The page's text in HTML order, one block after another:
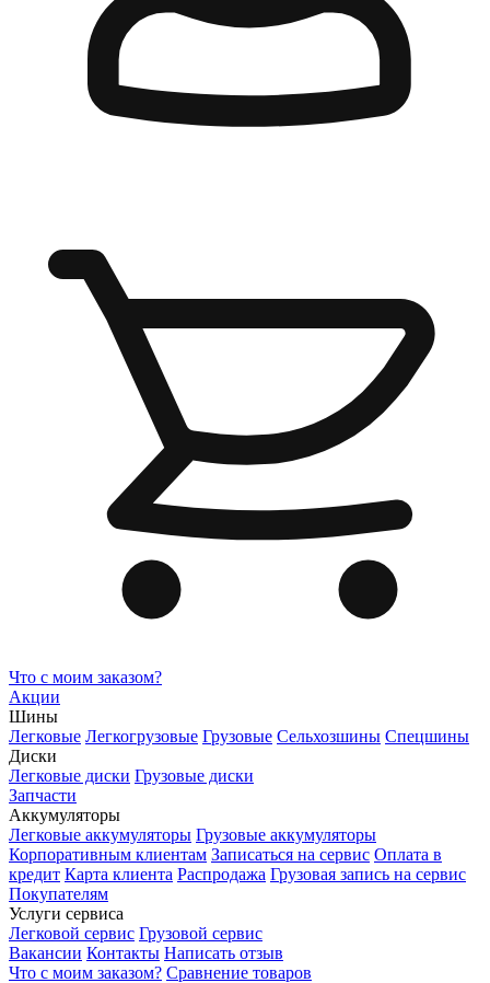
Что с моим заказом?
Акции
Шины
Легковые Легкогрузовые Грузовые Сельхозшины Спецшины
Диски
Легковые диски Грузовые диски
Запчасти
Аккумуляторы
Легковые аккумуляторы Грузовые аккумуляторы
Корпоративным клиентам Записаться на сервис Оплата в
кредит Карта клиента Распродажа Грузовая запись на сервис
Покупателям
Услуги сервиса
Легковой сервис Грузовой сервис
Вакансии Контакты Написать отзыв
Что с моим заказом? Сравнение товаров